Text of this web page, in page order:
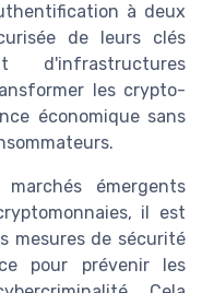
à deux
de leurs clés
d'infrastructures
les crypto-
économique sans
émergents
il est
mesures de sécurité
pour prévenir les